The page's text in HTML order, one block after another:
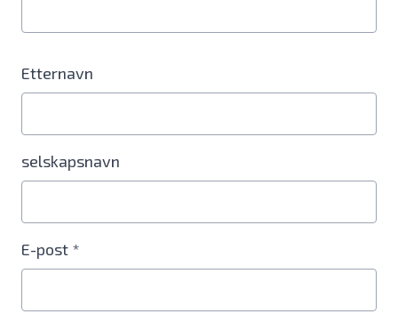
Etternavn
selskapsnavn
E-post *